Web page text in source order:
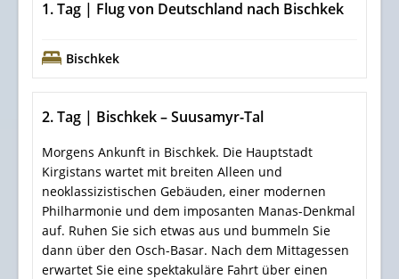
1. Tag | Flug von Deutschland nach Bischkek
Bischkek
2. Tag | Bischkek – Suusamyr-Tal
Morgens Ankunft in Bischkek. Die Hauptstadt
Kirgistans wartet mit breiten Alleen und
neoklassizistischen Gebäuden, einer modernen
Philharmonie und dem imposanten Manas-Denkmal
auf. Ruhen Sie sich etwas aus und bummeln Sie
dann über den Osch-Basar. Nach dem Mittagessen
erwartet Sie eine spektakuläre Fahrt über einen